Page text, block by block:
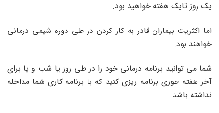
یک روز تایک هفته خواهید بود.
اما اکثریت بیماران قادر به کار کردن در طی دوره شیمی درمانی
خواهند بود.
شما می توانید برنامه درمانی خود را در طی روز یا شب و یا برای
آخر هفته طوری برنامه ریزی کنید که با برنامه کاری شما مداخله
نداشته باشد.